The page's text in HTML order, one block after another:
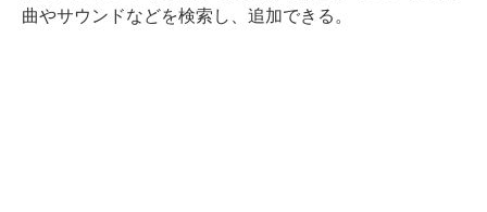
曲やサウンドなどを検索し、追加できる。